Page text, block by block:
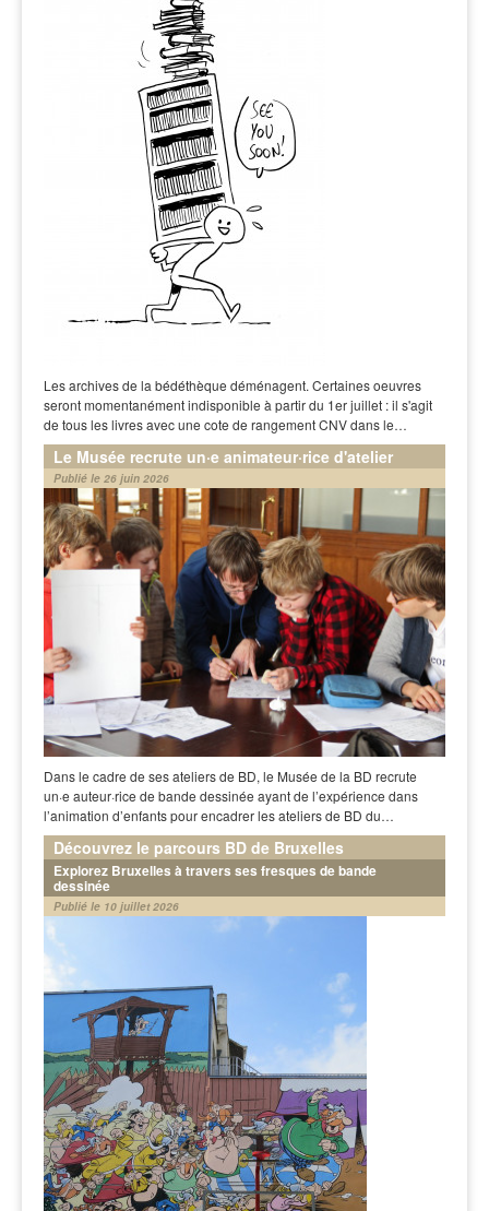
Les archives de la bédéthèque déménagent. Certaines oeuvres
seront momentanément indisponible à partir du 1er juillet : il s'agit
de tous les livres avec une cote de rangement CNV dans le…
Le Musée recrute un·e animateur·rice d'atelier
Publié le 26 juin 2026
Dans le cadre de ses ateliers de BD, le Musée de la BD recrute
un·e auteur·rice de bande dessinée ayant de l’expérience dans
l’animation d’enfants pour encadrer les ateliers de BD du…
Découvrez le parcours BD de Bruxelles
Explorez Bruxelles à travers ses fresques de bande
dessinée
Publié le 10 juillet 2026